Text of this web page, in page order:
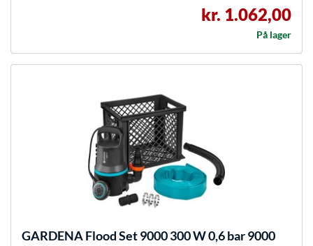
kr. 1.062,00
På lager
GARDENAFlood Set 9000 300 W 0,6 bar 9000